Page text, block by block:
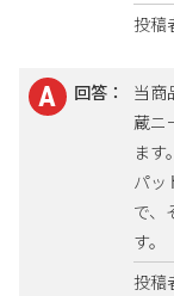
投稿
回答：
当商
蔵ニ
ます。
パッ
で、
す。
投稿